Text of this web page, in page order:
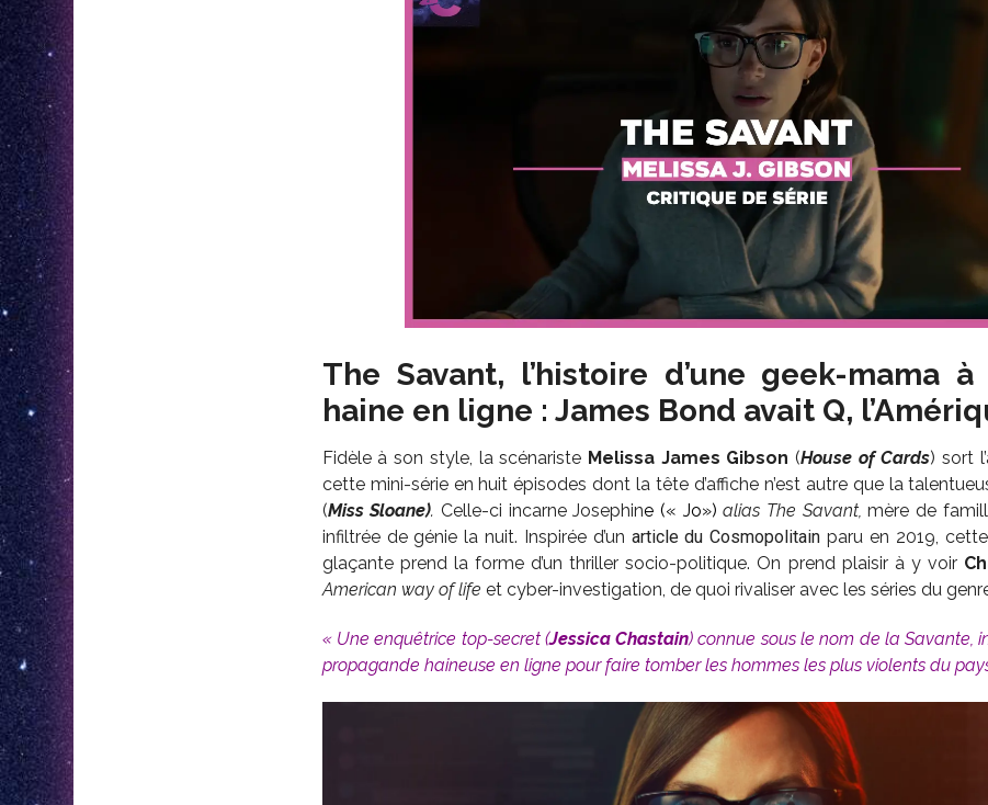
The Savant, l’histoire d’une geek-mama
haine en ligne : James Bond avait Q,
Fidèle à son style, la scénariste Melissa James Gibson (House of Cards) sort
cette mini-série en huit épisodes dont la tête d’affiche n’est autre que la
(Miss Sloane).Celle-ci incarne Josephine (« Jo») alias The Savant, mère de
infiltrée de génie la nuit. Inspirée d’un article du Cosmopolitain paru en 2019,
glaçante prend la forme d’un thriller socio-politique. On prend plaisir à y voir
American way of life et cyber-investigation, de quoi rivaliser avec les séries du
« Une enquêtrice top-secret (Jessica Chastain) connue sous le nom de la Savante,
propagande haineuse en ligne pour faire tomber les hommes les plus violents du